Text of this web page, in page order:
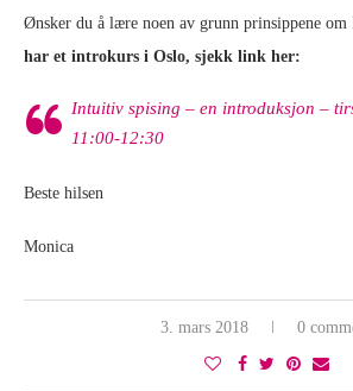
Ønsker du å lære noen av grunn prinsippene
har et introkurs i Oslo, sjekk link her:
Intuitiv spising – en introduksjon –
11:00-12:30
Beste hilsen
Monica
3. mars 2018 0